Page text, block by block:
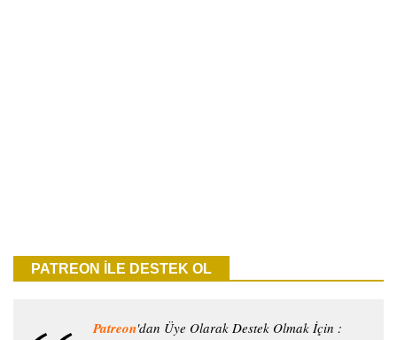
PATREON İLE DESTEK OL
Patreon'dan Üye Olarak Destek Olmak İçin :